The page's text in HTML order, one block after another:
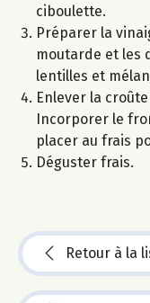
ciboulette.
Préparer la
moutarde et les
lentilles et
Enlever la
Incorporer le
placer au frais
Déguster frais.
Retour à la